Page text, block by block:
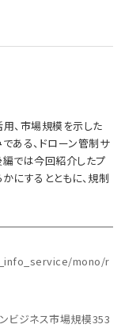
、市場規模を示した
ある、ドローン管制サ
では今回紹介したプ
にするとともに、規制
mono/r
ビジネス市場規模353